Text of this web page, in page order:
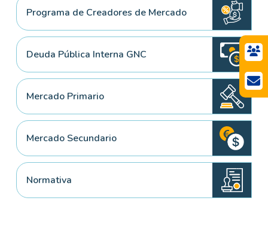
Programa de Creadores de Mercado
Deuda Pública Interna GNC
Mercado Primario
Mercado Secundario
Normativa